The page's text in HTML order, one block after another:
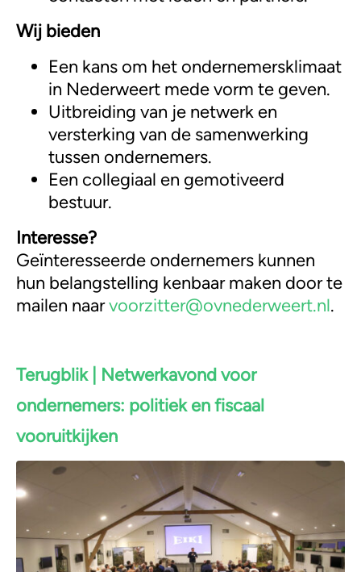
Wij bieden
Een kans om het ondernemersklimaat
in Nederweert mede vorm te geven.
Uitbreiding van je netwerk en
versterking van de samenwerking
tussen ondernemers.
Een collegiaal en gemotiveerd
bestuur.
Interesse?
Geïnteresseerde ondernemers kunnen
hun belangstelling kenbaar maken door te
mailen naarvoorzitter@ovnederweert.nl.
Terugblik | Netwerkavond voor
ondernemers: politiek en fiscaal
vooruitkijken